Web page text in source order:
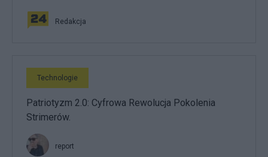
Redakcja
Technologie
Patriotyzm 2.0: Cyfrowa Rewolucja Pokolenia
Strimerów.
report